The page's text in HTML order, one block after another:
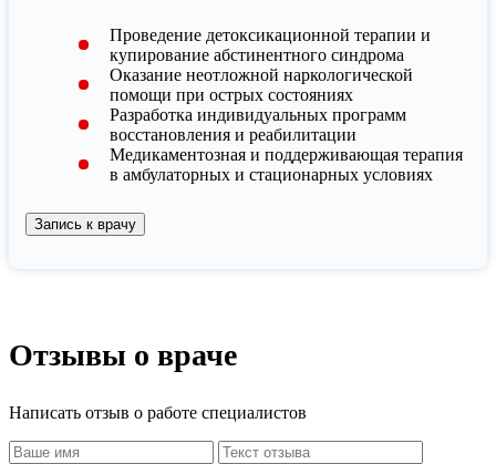
Проведение детоксикационной терапии и
купирование абстинентного синдрома
Оказание неотложной наркологической
помощи при острых состояниях
Разработка индивидуальных программ
восстановления и реабилитации
Медикаментозная и поддерживающая терапия
в амбулаторных и стационарных условиях
Запись к врачу
Отзывы о враче
Написать отзыв о работе специалистов